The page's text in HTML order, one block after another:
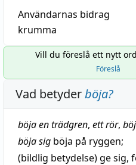
Användarnas bidrag
krumma
Vill du föreslå ett nytt
Föreslå
Vad betyderböja?
böja enträdgren, ett rör,
böja sig böja på ryggen;
(bildlig betydelse) ge sig,